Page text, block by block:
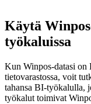
Käytä
työkaluissa
Kun Winpos-datasi
tietovarastossa, voit
tahansa BI-työkalulla,
työkalut toimivat